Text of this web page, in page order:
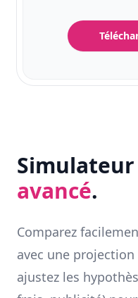
avancé.
Comparez
avec une
ajustez les